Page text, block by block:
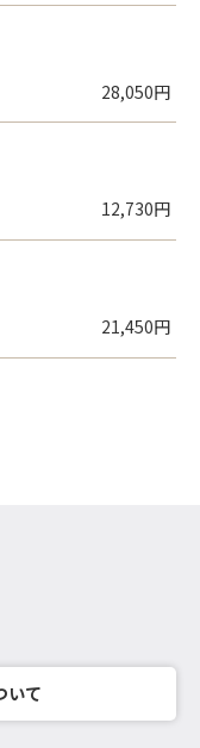
50,000円
28,050円
12,730円
いて